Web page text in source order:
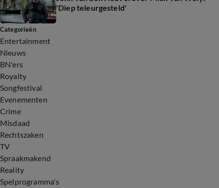
'Diep teleurgesteld'
Categorieën
Entertainment
Nieuws
BN'ers
Royalty
Songfestival
Evenementen
Crime
Misdaad
Rechtszaken
TV
Spraakmakend
Reality
Spelprogramma's